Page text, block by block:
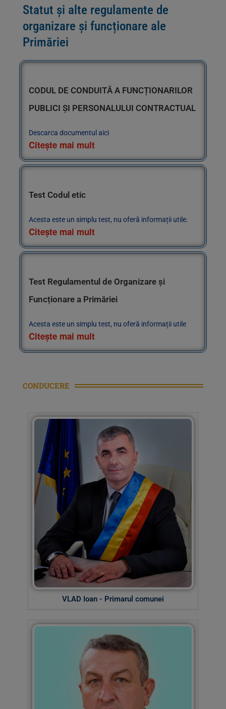
Statut și alte regulamente de
organizare și funcționare ale
Primăriei
CODUL DE CONDUITĂ A FUNCȚIONARILOR
PUBLICI ȘI PERSONALULUI CONTRACTUAL
Descarca documentul aici
Citește mai mult
Test Codul etic
Acesta este un simplu test, nu oferă informații utile.
Citește mai mult
Test Regulamentul de Organizare și
Funcționare a Primăriei
Acesta este un simplu test, nu oferă informații utile
Citește mai mult
CONDUCERE
VLAD Ioan - Primarul comunei